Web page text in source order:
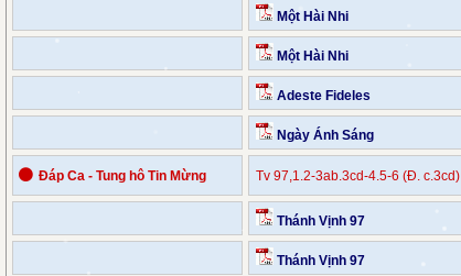
Một Hài Nhi
Một Hài Nhi
Adeste Fideles
Ngày Ánh Sáng
⚫ Đáp Ca - Tung hô Tin Mừng Tv 97,1.2-3ab.3cd-4.5-6 (Đ. c.3cd)
Thánh Vịnh 97
Thánh Vịnh 97